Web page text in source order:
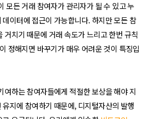
모든 거래 참여자가 관리자가 될 수 있고 누
이터에 접근이 가능합니다. 하지만 모든 참
거치기 때문에 거래 속도가 느리고 한번 규칙
정해지면 바꾸기가 매우 어려운 것이 특징입
여하는 참여자들에게 적절한 보상을 해야 지
지에 참여하기 때문에, 디지털자산의 발행